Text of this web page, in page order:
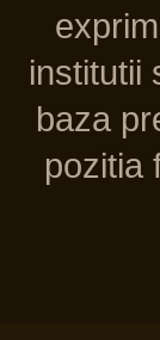
institutii
baza
pozitia